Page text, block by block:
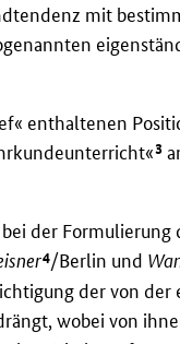
mit
enthaltenen
3
der Formulierung
4/Berlin und
der von
wobei von